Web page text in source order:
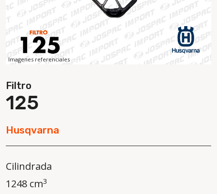
Imagenes referenciales
Filtro
125
Husqvarna
Cilindrada
1248 cm3